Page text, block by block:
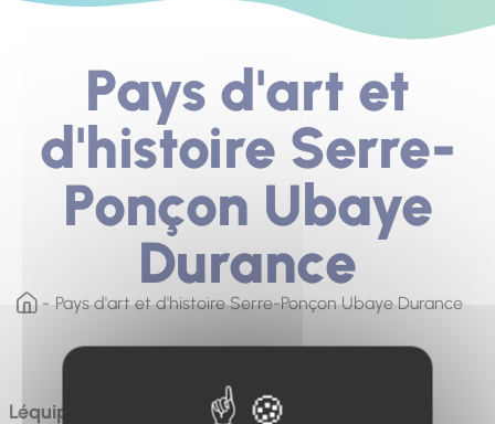
Pays d'art et
d'histoire Serre-
Ponçon Ubaye
Durance
Pays d'art et d'histoire Serre-Ponçon Ubaye Durance
Léquipe du Pays d'art et d'histoire propose toute